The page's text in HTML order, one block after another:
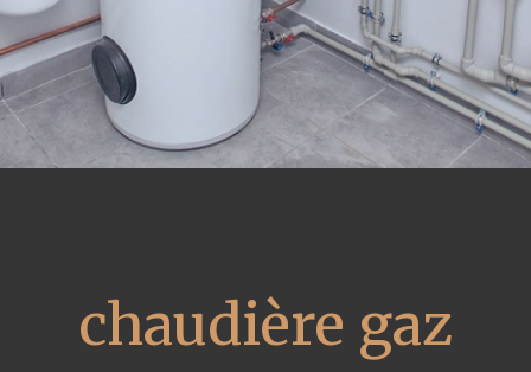
chaudière gaz